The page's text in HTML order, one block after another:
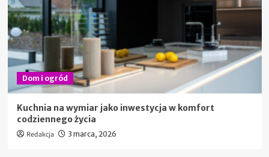
Dom i ogród
Kuchnia na wymiar jako inwestycja w komfort
codziennego życia
Redakcja 3 marca, 2026